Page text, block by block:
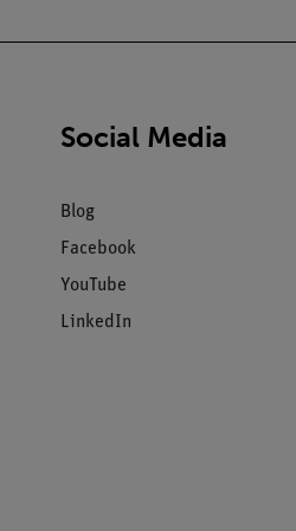
Social Media
Blog
Facebook
YouTube
LinkedIn